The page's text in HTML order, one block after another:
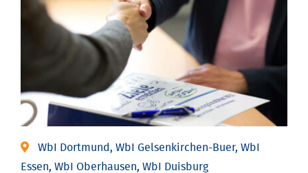
WbI Dortmund, WbI Gelsenkirchen-Buer, WbI
Essen, WbI Oberhausen, WbI Duisburg